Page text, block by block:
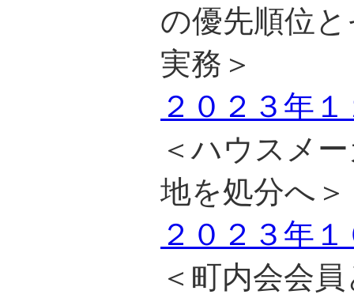
の優先順位
実務＞
２０２３年
＜ハウスメ
地を処分へ＞
２０２３年
＜町内会会